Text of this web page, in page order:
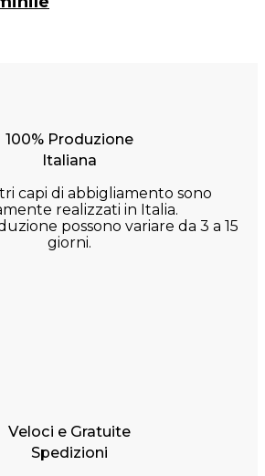
100% Produzione
Italiana
capi di abbigliamento sono
realizzati in Italia.
possono variare da 3 a 15
giorni.
Veloci e Gratuite
Spedizioni